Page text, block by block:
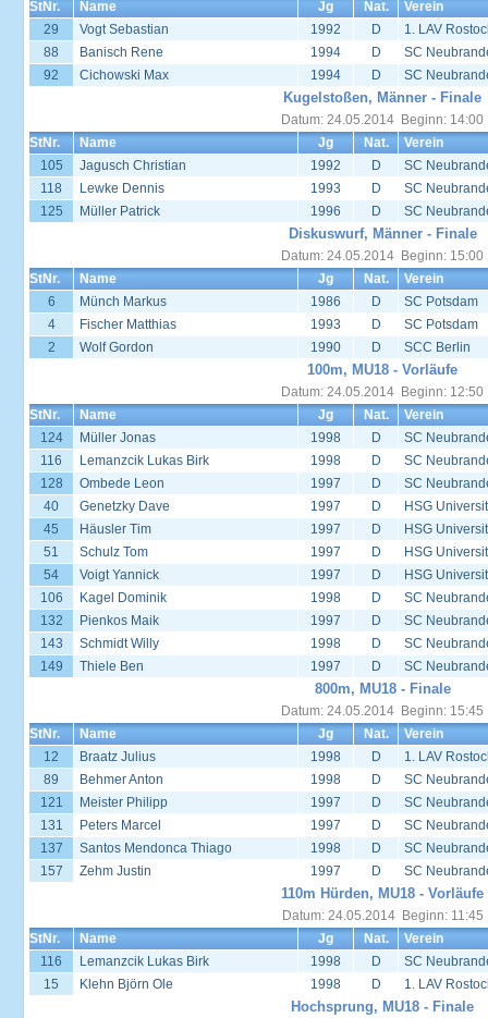
StNr. Name Jg Nat.
Verein
29
Vogt Sebastian 1992 D
1. LAV
88
Banisch Rene 1994 D
SC
92
Cichowski Max 1994 D SC
Kugelstoßen, Männer - Finale
Datum: 24.05.2014 Beginn: 14:00
StNr.
Name Jg Nat.
Verein
105
Jagusch Christian 1992 D
SC
118
Lewke Dennis 1993 D
SC
125
Müller Patrick 1996 D SC
Diskuswurf, Männer - Finale
Datum: 24.05.2014 Beginn: 15:00
StNr.
Name Jg Nat.
Verein
6
Münch Markus 1986 D
SC Potsdam
4
Fischer Matthias 1993 D
SC Potsdam
2
Wolf Gordon 1990 D SCC Berlin
100m, MU18 - Vorläufe
Datum: 24.05.2014 Beginn: 12:50
StNr.
Name Jg Nat.
Verein
124
Müller Jonas 1998 D
SC
116
Lemanzcik Lukas Birk 1998 D
SC
128
Ombede Leon 1997 D
SC
40
Genetzky Dave 1997 D
HSG
45
Häusler Tim 1997 D
HSG
51
Schulz Tom 1997 D
HSG
54
Voigt Yannick 1997 D
HSG
106
Kagel Dominik 1998 D
SC
132
Pienkos Maik 1997 D
SC
143
Schmidt Willy 1998 D
SC
149
Thiele Ben 1997 D SC
800m, MU18 - Finale
Datum: 24.05.2014 Beginn: 15:45
StNr.
Name Jg Nat.
Verein
12
Braatz Julius 1998 D
1. LAV
89
Behmer Anton 1998 D
SC
121
Meister Philipp 1997 D
SC
131
Peters Marcel 1997 D
SC
137
Santos Mendonca Thiago 1998 D
SC
157
Zehm Justin 1997 D SC
110m Hürden, MU18 - Vorläufe
Datum: 24.05.2014 Beginn: 11:45
StNr.
Name Jg Nat.
Verein
116
Lemanzcik Lukas Birk 1998 D
SC
15
Klehn Björn Ole 1998 D 1. LAV
Hochsprung, MU18 - Finale